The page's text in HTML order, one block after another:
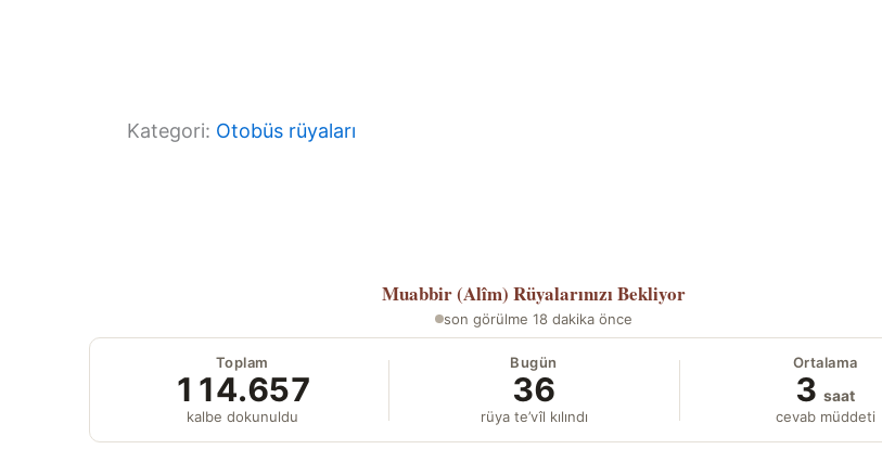
Kategori: Otobüs rüyaları
Muabbir (Alîm) Rüyalarınızı Bekliyor
son görülme 18 dakika önce
Toplam
114.657
kalbe dokunuldu
Bugün
36
rüya te’vîl kılındı
Ortalama
3 saat
cevab müddeti